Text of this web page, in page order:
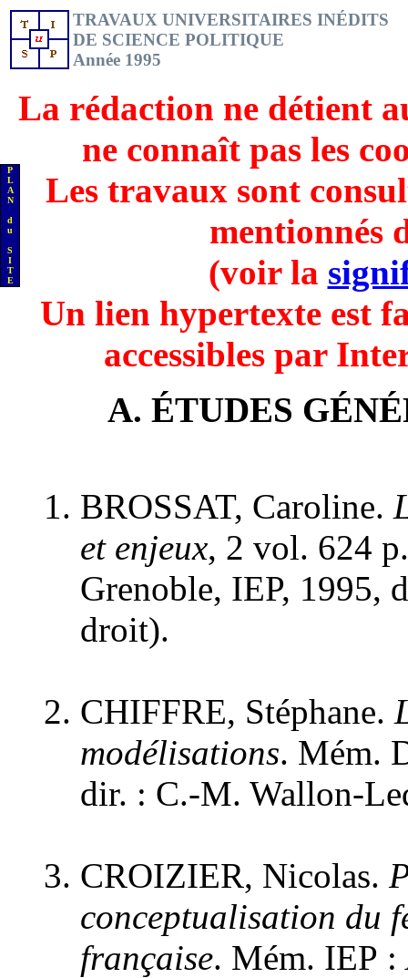
P
L
A
N
d
u
S
I
T
E
TRAVAUX UNIVERSITAIRES INÉDITS
DE SCIENCE POLITIQUE
Année 1995
La rédaction ne détient
ne connaît pas les
Les travaux sont
mentionnés
(voir la
Un lien hypertexte est
accessibles par
A. ÉTUDES
BROSSAT, Caroline.
et enjeux, 2 vol. 624
Grenoble, IEP, 1995,
droit).
CHIFFRE, Stéphane.
modélisations. Mém.
dir. : C.-M. Wallon-
CROIZIER, Nicolas.
conceptualisation du
française. Mém. IEP :